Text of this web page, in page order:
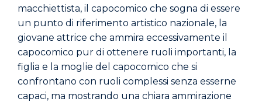
macchiettista, il capocomico che sogna di essere
un punto di riferimento artistico nazionale, la
giovane attrice che ammira eccessivamente il
capocomico pur di ottenere ruoli importanti, la
figlia e la moglie del capocomico che si
confrontano con ruoli complessi senza esserne
capaci, ma mostrando una chiara ammirazione